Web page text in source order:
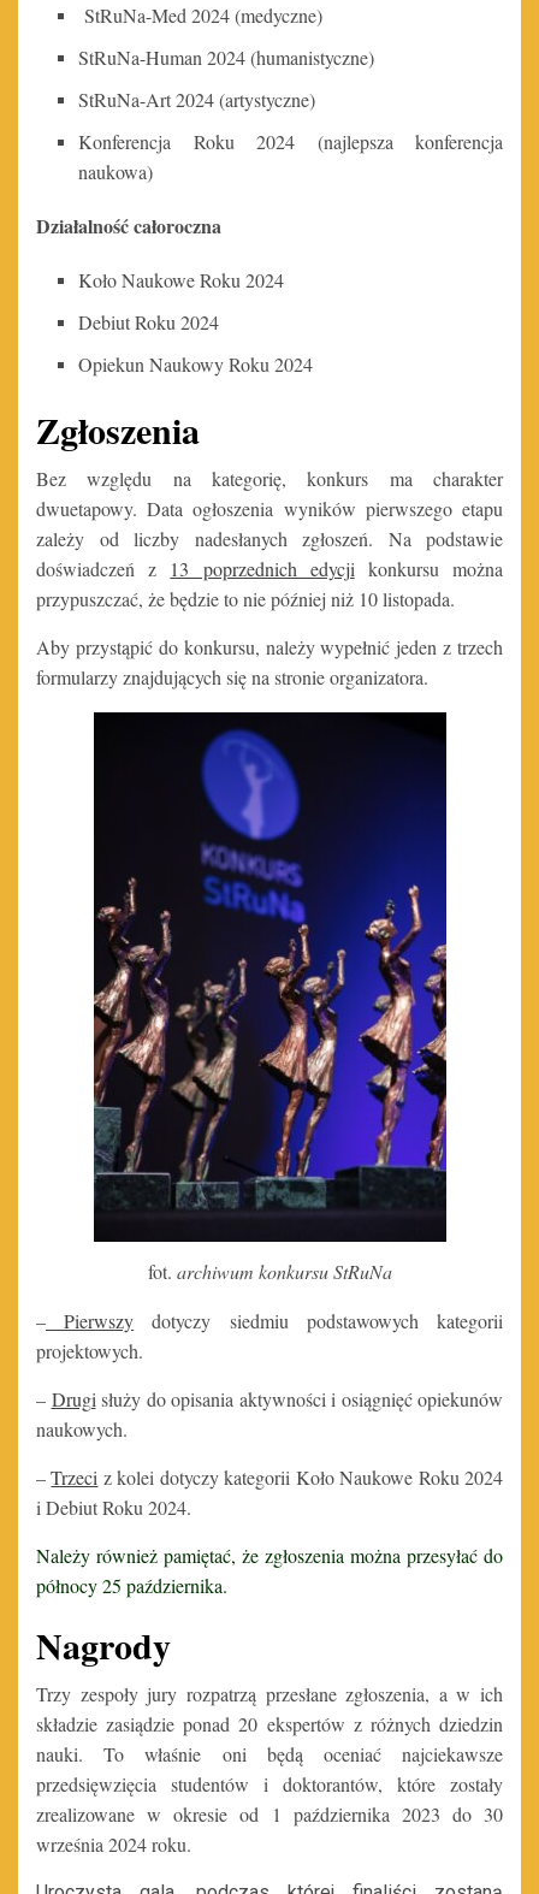
StRuNa-Med 2024 (medyczne)
StRuNa-Human 2024 (humanistyczne)
StRuNa-Art 2024 (artystyczne)
Konferencja Roku 2024 (najlepsza konferencja
naukowa)
Działalność całoroczna
Koło Naukowe Roku 2024
Debiut Roku 2024
Opiekun Naukowy Roku 2024
Zgłoszenia
Bez względu na kategorię, konkurs ma charakter
dwuetapowy. Data ogłoszenia wyników pierwszego etapu
zależy od liczby nadesłanych zgłoszeń. Na podstawie
doświadczeń z 13 poprzednich edycji konkursu można
przypuszczać, że będzie to nie później niż 10 listopada.
Aby przystąpić do konkursu, należy wypełnić jeden z trzech
formularzy znajdujących się na stronie organizatora.
fot. archiwum konkursu StRuNa
– Pierwszy dotyczy siedmiu podstawowych kategorii
projektowych.
– Drugi służy do opisania aktywności i osiągnięć opiekunów
naukowych.
–Trzeci z kolei dotyczy kategorii Koło Naukowe Roku 2024
i Debiut Roku 2024.
Należy również pamiętać, że zgłoszenia można przesyłać do
północy 25 października.
Nagrody
Trzy zespoły jury rozpatrzą przesłane zgłoszenia, a w ich
składzie zasiądzie ponad 20 ekspertów z różnych dziedzin
nauki. To właśnie oni będą oceniać najciekawsze
przedsięwzięcia studentów i doktorantów, które zostały
zrealizowane w okresie od 1 października 2023 do 30
września 2024 roku.